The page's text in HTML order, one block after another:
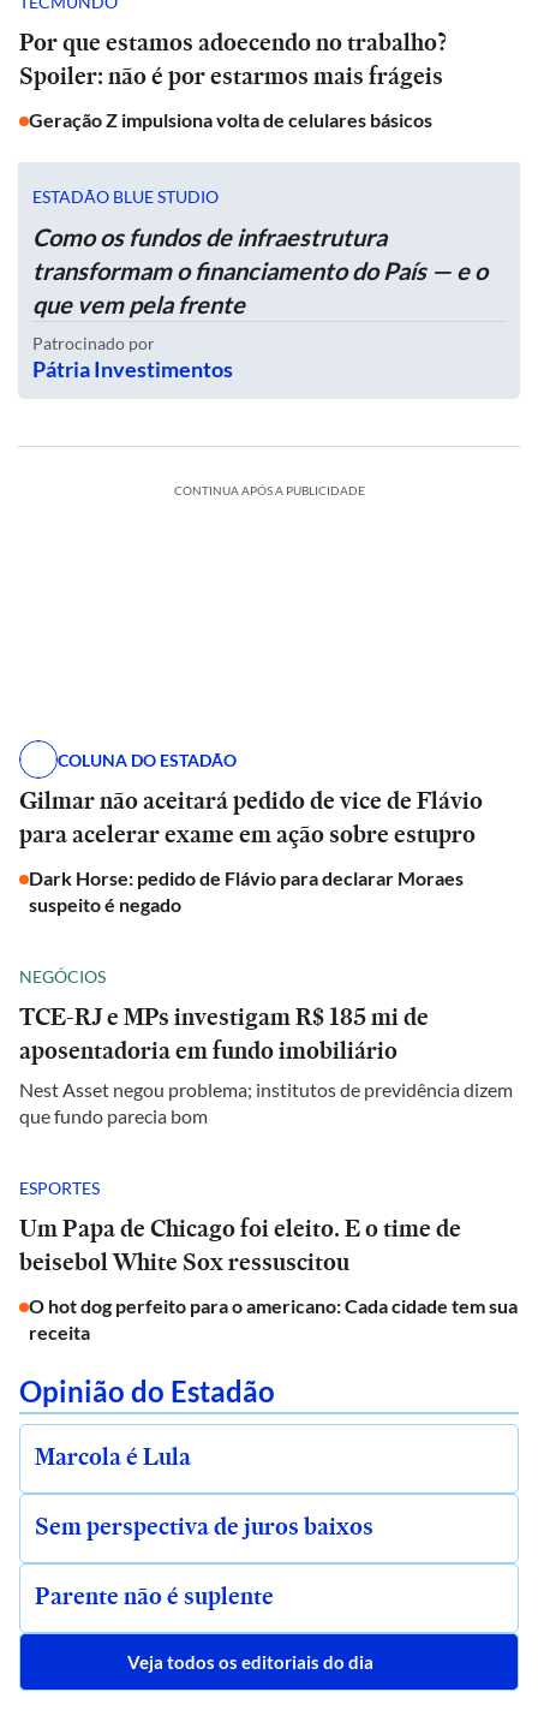
Por que estamos adoecendo no trabalho?
Spoiler: não é por estarmos mais frágeis
Geração Z impulsiona volta de celulares básicos
ESTADÃO BLUE STUDIO
Como os fundos de infraestrutura
transformam o financiamento do País — e o
que vem pela frente
Patrocinado por
Pátria Investimentos
CONTINUA APÓS A PUBLICIDADE
COLUNA DO ESTADÃO
Gilmar não aceitará pedido de vice de Flávio
para acelerar exame em ação sobre estupro
Dark Horse: pedido de Flávio para declarar Moraes
suspeito é negado
NEGÓCIOS
TCE-RJ e MPs investigam R$ 185 mi de
aposentadoria em fundo imobiliário
Nest Asset negou problema; institutos de previdência dizem
que fundo parecia bom
ESPORTES
Um Papa de Chicago foi eleito. E o time de
beisebol White Sox ressuscitou
O hot dog perfeito para o americano: Cada cidade tem sua
receita
Opinião do Estadão
Marcola é Lula
Sem perspectiva de juros baixos
Parente não é suplente
Veja todos os editoriais do dia